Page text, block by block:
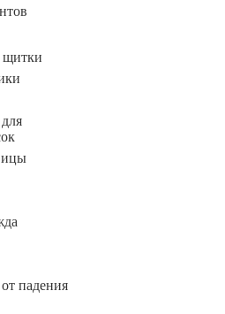
щитки
падения